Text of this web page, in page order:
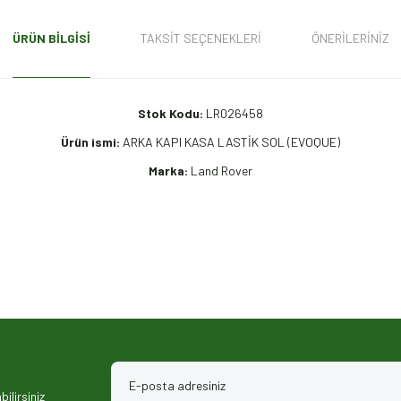
ÜRÜN BILGISI TAKSIT SEÇENEKLERI ÖNERILERINIZ
Stok Kodu: LR026458
Ürün ismi: ARKA KAPI KASA LASTİK SOL (EVOQUE)
Marka: Land Rover